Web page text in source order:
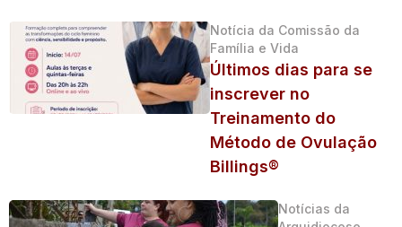
Notícia da Comissão da
Família e Vida
Últimos dias para se
inscrever no
Treinamento do
Método de Ovulação
Billings®
Notícias da